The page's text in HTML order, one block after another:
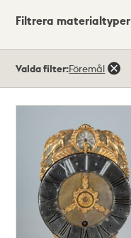
Visningsläge
Filtrera materialtyper
träffar
Valda filter:Föremål